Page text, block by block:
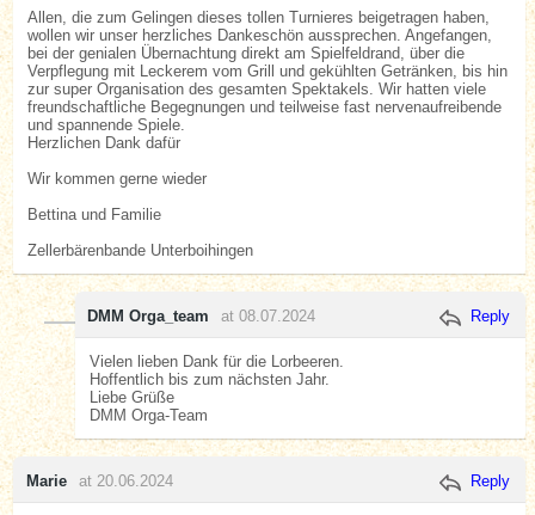
Allen, die zum Gelingen dieses tollen Turnieres beigetragen haben,
wollen wir unser herzliches Dankeschön aussprechen. Angefangen,
bei der genialen Übernachtung direkt am Spielfeldrand, über die
Verpflegung mit Leckerem vom Grill und gekühlten Getränken, bis hin
zur super Organisation des gesamten Spektakels. Wir hatten viele
freundschaftliche Begegnungen und teilweise fast nervenaufreibende
und spannende Spiele.
Herzlichen Dank dafür
Wir kommen gerne wieder
Bettina und Familie
Zellerbärenbande Unterboihingen
DMM Orga_team at 08.07.2024 Reply
Vielen lieben Dank für die Lorbeeren.
Hoffentlich bis zum nächsten Jahr.
Liebe Grüße
DMM Orga-Team
Marie at 20.06.2024 Reply